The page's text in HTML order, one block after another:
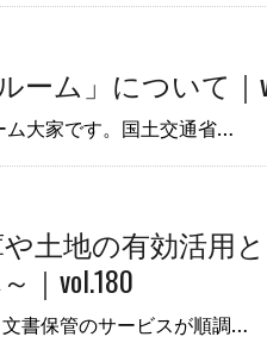
ム」について｜
ム大家です。国土交通省…
土地の有効活用
｜vol.180
書保管のサービスが順調…